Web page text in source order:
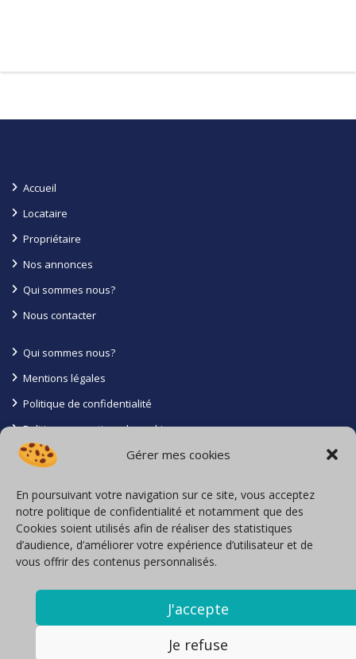
Gérer mes cookies
En poursuivant votre navigation sur ce site, vous acceptez
notre politique de confidentialité et notamment que des
Cookies soient utilisés afin de réaliser des statistiques
d’audience, d’améliorer votre expérience d’utilisateur et de
vous offrir des contenus personnalisés.
J'accepte
Je refuse
Accueil
Locataire
Propriétaire
Nos annonces
Qui sommes nous?
Nous contacter
Qui sommes nous?
Mentions légales
Politique de confidentialité
Politique en matiere de cookies
Conditions générales
Contact
La Roche Batiot 85110 Saint Prouant
06 71 16 27 05
Inscription à l’Orias sous le N° 23004349
locavoyages@loca-voyages.com
Nous contacter